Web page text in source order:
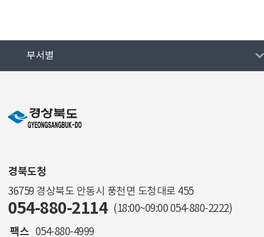
부서별
경북도청
36759 경상북도 안동시 풍천면 도청대로 455
054-880-2114 (18:00~09:00 054-880-2222)
팩스 054-880-4999